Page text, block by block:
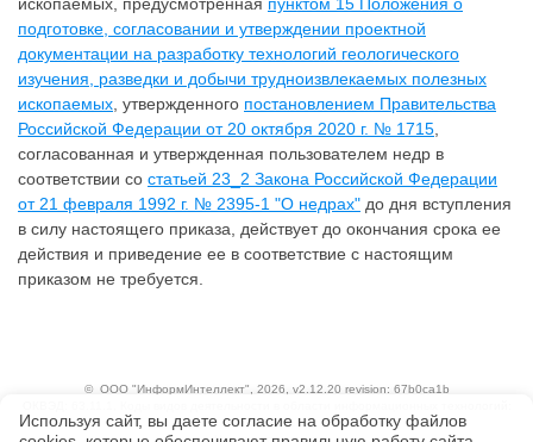
подготовке, согласовании и утверждении проектной
документации на разработку технологий геологического
изучения, разведки и добычи трудноизвлекаемых полезных
ископаемых , утвержденного постановлением Правительства
Российской Федерации от 20 октября 2020 г. № 1715
согласованная и утвержденная пользователем недр в
соответствии со статьей 23_2 Закона Российской Федерации
от 21 февраля 1992 г. № 2395-1 "О недрах" до дня вступления
в силу настоящего приказа, действует до окончания срока ее
действия и приведение ее в соответствие с настоящим
приказом не требуется.
© ООО "ИнформИнтеллект" , 2026, v2.12.20 revision: 67b0ca1b
1.01, 3.01
Ценовая политика
Используя сайт, вы даете согласие на обработку файлов